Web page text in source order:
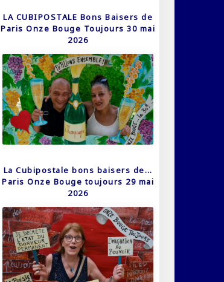
LA CUBIPOSTALE Bons Baisers de
Paris Onze Bouge Toujours 30 mai
2026
La Cubipostale bons baisers de…
Paris Onze Bouge toujours 29 mai
2026